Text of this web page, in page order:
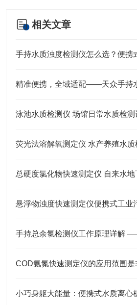
相关文章
泳池水质检测仪 场馆日常水质检测
荧光法溶解氧测定仪 水产养殖水质
COD氨氮快速测定仪的应用范围是
小巧身躯大能量：便携式水质离心